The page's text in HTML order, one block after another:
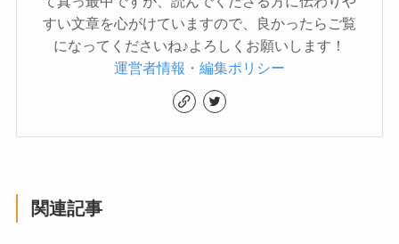
すい文章を心がけていますので、良かったらご覧
になってくださいね♪よろしくお願いします！
運営者情報・編集ポリシー
関連記事